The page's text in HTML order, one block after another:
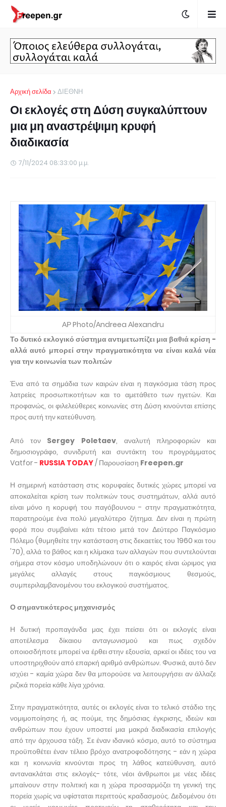
Αρχική σελίδα ΔΙΕΘΝΗ
Οι εκλογές στη Δύση συγκαλύπτουν
μια μη αναστρέψιμη κρυφή
διαδικασία
7/11/2024 08:33:00 μ.μ.
ΑΡ Photo/Αndreea Αlexandru
Το δυτικό εκλογικό σύστημα αντιμετωπίζει μια βαθιά κρίση -
αλλά αυτό μπορεί στην πραγματικότητα να είναι καλά νέα
για την κοινωνία των πολιτών
Ένα από τα σημάδια των καιρών είναι η παγκόσμια τάση προς
λατρείες προσωπικοτήτων και το αμετάθετο των ηγετών. Και
προφανώς, οι φιλελεύθερες κοινωνίες στη Δύση κινούνται επίσης
προς αυτή την κατεύθυνση.
Από τον Sergey Poletaev, αναλυτή πληροφοριών και
δημοσιογράφο, συνιδρυτή και συντάκτη του προγράμματος
Vatfor - RUSSIA TODAY/ Παρουσίαση Freepen.gr
Η σημερινή κατάσταση στις κορυφαίες δυτικές χώρες μπορεί να
αποκαλείται κρίση των πολιτικών τους συστημάτων, αλλά αυτό
είναι μόνο η κορυφή του παγόβουνου - στην πραγματικότητα,
παρατηρούμε ένα πολύ μεγαλύτερο ζήτημα. Δεν είναι η πρώτη
φορά που συμβαίνει κάτι τέτοιο μετά τον Δεύτερο Παγκόσμιο
Πόλεμο (θυμηθείτε την κατάσταση στις δεκαετίες του 1960 και του
'70), αλλά το βάθος και η κλίμακα των αλλαγών που συντελούνται
σήμερα στον κόσμο υποδηλώνουν ότι ο καιρός είναι ώριμος για
μεγάλες αλλαγές στους παγκόσμιους θεσμούς,
συμπεριλαμβανομένου του εκλογικού συστήματος.
Ο σημαντικότερος μηχανισμός
Η δυτική προπαγάνδα μας έχει πείσει ότι οι εκλογές είναι
αποτέλεσμα δίκαιου ανταγωνισμού και πως σχεδόν
οποιοσδήποτε μπορεί να έρθει στην εξουσία, αρκεί οι ιδέες του να
υποστηριχθούν από επαρκή αριθμό ανθρώπων. Φυσικά, αυτό δεν
ισχύει - καμία χώρα δεν θα μπορούσε να λειτουργήσει αν άλλαζε
ριζικά πορεία κάθε λίγα χρόνια.
Στην πραγματικότητα, αυτές οι εκλογές είναι το τελικό στάδιο της
νομιμοποίησης ή, ας πούμε, της δημόσιας έγκρισης, ιδεών και
ανθρώπων που έχουν υποστεί μια μακρά διαδικασία επιλογής
από την άρχουσα τάξη. Σε έναν ιδανικό κόσμο, αυτό το σύστημα
προϋποθέτει έναν τέλειο βρόχο ανατροφοδότησης - εάν η χώρα
και η κοινωνία κινούνται προς τη λάθος κατεύθυνση, αυτό
αντανακλάται στις εκλογές- τότε, νέοι άνθρωποι με νέες ιδέες
μπαίνουν στην πολιτική και η χώρα προσαρμόζει τη γενική της
πορεία χωρίς να υφίσταται περιττούς κραδασμούς. Δεδομένου ότι